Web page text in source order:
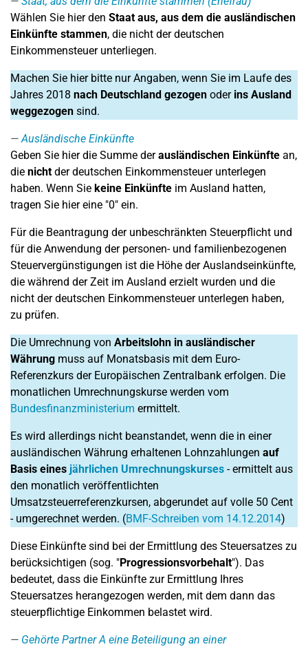
Wählen Sie hier den Staat aus, aus dem die ausländischen
Einkünfte stammen, die nicht der deutschen
Einkommensteuer unterliegen.
Machen Sie hier bitte nur Angaben, wenn Sie im Laufe des
Jahres 2018 nach Deutschland gezogen oderins Ausland
weggezogen sind.
Ausländische Einkünfte
Geben Sie hier die Summe derausländischen Einkünfte an,
die nichtder deutschen Einkommensteuer unterlegen
haben. Wenn Sie keine Einkünfte im Ausland hatten,
tragen Sie hier eine "0" ein.
Für die Beantragung der unbeschränkten Steuerpflicht und
für die Anwendung der personen- und familienbezogenen
Steuervergünstigungen ist die Höhe der Auslandseinkünfte,
die während der Zeit im Ausland erzielt wurden und die
nicht der deutschen Einkommensteuer unterlegen haben,
zu prüfen.
Die Umrechnung von Arbeitslohn in ausländischer
Währung muss auf Monatsbasis mit dem Euro-
Referenzkurs der Europäischen Zentralbank erfolgen. Die
monatlichen Umrechnungskurse werden vom
Bundesfinanzministerium ermittelt.
Es wird allerdings nicht beanstandet, wenn die in einer
ausländischen Währung erhaltenen Lohnzahlungen auf
Basis eines jährlichen Umrechnungskurses - ermittelt aus
den monatlich veröffentlichten
Umsatzsteuerreferenzkursen, abgerundet auf volle 50 Cent
- umgerechnet werden. (BMF-Schreiben vom 14.12.2014)
Diese Einkünfte sind bei der Ermittlung des Steuersatzes zu
berücksichtigen (sog. "Progressionsvorbehalt"). Das
bedeutet, dass die Einkünfte zur Ermittlung Ihres
Steuersatzes herangezogen werden, mit dem dann das
steuerpflichtige Einkommen belastet wird.
Gehörte Partner A eine Beteiligung an einer